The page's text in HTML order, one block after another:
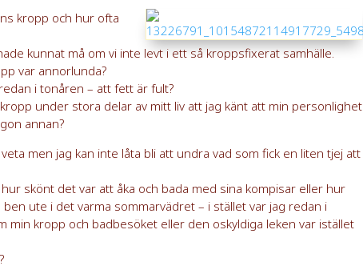
kropp och hur ofta
kunnat må om vi inte levt i ett så kroppsfixerat samhälle.
var annorlunda?
i tonåren – att fett är fult?
under stora delar av mitt liv att jag känt att min personlighet
annan?
men jag kan inte låta bli att undra vad som fick en liten tjej att
skönt det var att åka och bada med sina kompisar eller hur
ute i det varma sommarvädret – i stället var jag redan i
min kropp och badbesöket eller den oskyldiga leken var istället